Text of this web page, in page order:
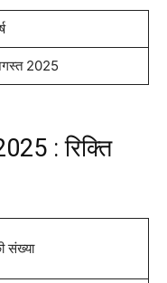
2025
: रिक्ति
संख्या